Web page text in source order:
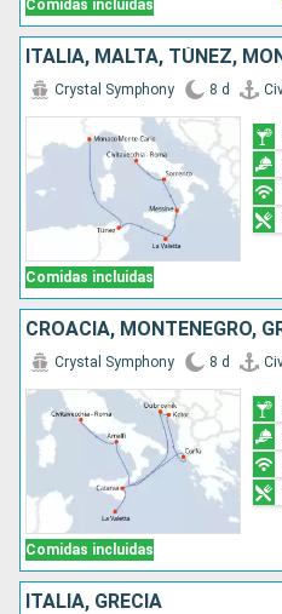
Comidas incluidas
ITALIA, MALTA, TÚNEZ,
Comidas incluidas
Crystal Symphony 8 d
Comidas incluidas
Crystal Symphony 8 d
ITALIA, GRECIA